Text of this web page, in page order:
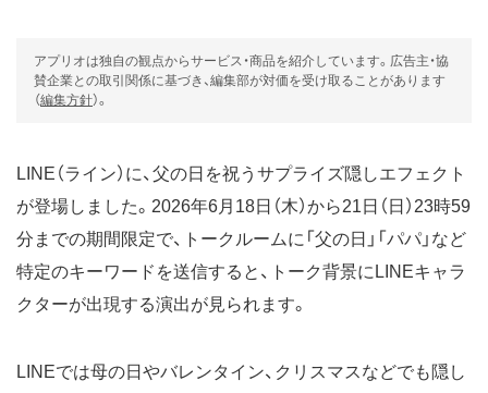
アプリオは独自の観点からサービス・商品を紹介しています。広告主・協
賛企業との取引関係に基づき、編集部が対価を受け取ることがあります
（編集方針）。
LINE（ライン）に、父の日を祝うサプライズ隠しエフェクト
が登場しました。2026年6月18日（木）から21日（日）23時59
分までの期間限定で、トークルームに「父の日」「パパ」など
特定のキーワードを送信すると、トーク背景にLINEキャラ
クターが出現する演出が見られます。
LINEでは母の日やバレンタイン、クリスマスなどでも隠し